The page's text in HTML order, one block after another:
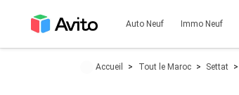
Auto Neuf Immo Neuf
Accueil Tout le Maroc Settat